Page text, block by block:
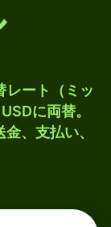
レート（ミッ
に両替。
、支払い、